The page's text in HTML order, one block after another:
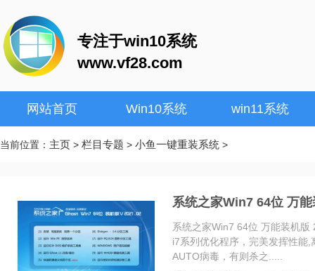
专注于win10系统
www.vf28.com
网站首页 Win10系统 win11系统
当前位置： 主页 > 栏目专题 > 小鱼一键重装系统 >
系统之家Win7 64位 万
系统之家Win7 64位 万能装机
i7系列优化程序，完美发挥性能
AUTO病毒，有则杀之.....